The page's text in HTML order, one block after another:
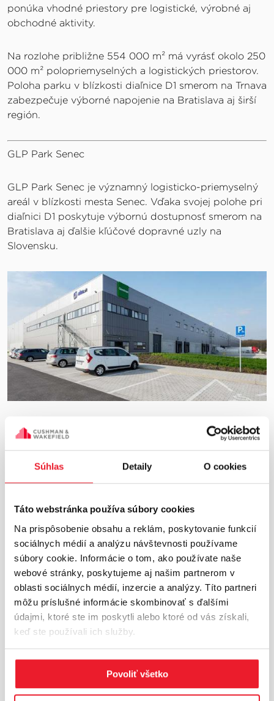
Súhlas Detaily O cookies
Táto webstránka používa súbory cookies
Na prispôsobenie obsahu a reklám, poskytovanie funkcií
sociálnych médií a analýzu návštevnosti používame
súbory cookie. Informácie o tom, ako používate naše
webové stránky, poskytujeme aj našim partnerom v
oblasti sociálnych médií, inzercie a analýzy. Títo partneri
môžu príslušné informácie skombinovať s ďalšími
údajmi, ktoré ste im poskytli alebo ktoré od vás získali,
keď ste používali ich služby.
Povoliť všetko
ponúka vhodné priestory pre logistické, výrobné aj
obchodné aktivity.
Na rozlohe približne 554 000 m² má vyrásť okolo 250
000 m² polopriemyselných a logistických priestorov.
Poloha parku v blízkosti diaľnice D1 smerom na Trnava
zabezpečuje výborné napojenie na Bratislava aj širší
región.
GLP Park Senec
GLP Park Senec je významný logisticko-priemyselný
areál v blízkosti mesta Senec. Vďaka svojej polohe pri
diaľnici D1 poskytuje výbornú dostupnosť smerom na
Bratislava aj ďalšie kľúčové dopravné uzly na
Slovensku.
GLP Park Senec
GLP Park Senec je ideálnou príležitosťou pre rozvoj
každej firmy, či už ide o potrebu na mieru šitého
rozširuje a vyvíja v súlade s organizačnými potrebami.
Toto moderné logistické riešenie sa dokáže
prispôsobiť rôznym priemyselným odvetviam,
napríklad poskytovateľom logistických a
distribučných služieb, ľahkej výrobe produktov,
predajcom potravinárskeho aj nepotravinárskeho
tovaru, internetovým obchodom alebo dodávateľom
pre automobilový priemysel, pričom ponúka aj
možnosti ďalšieho rozšírenia.